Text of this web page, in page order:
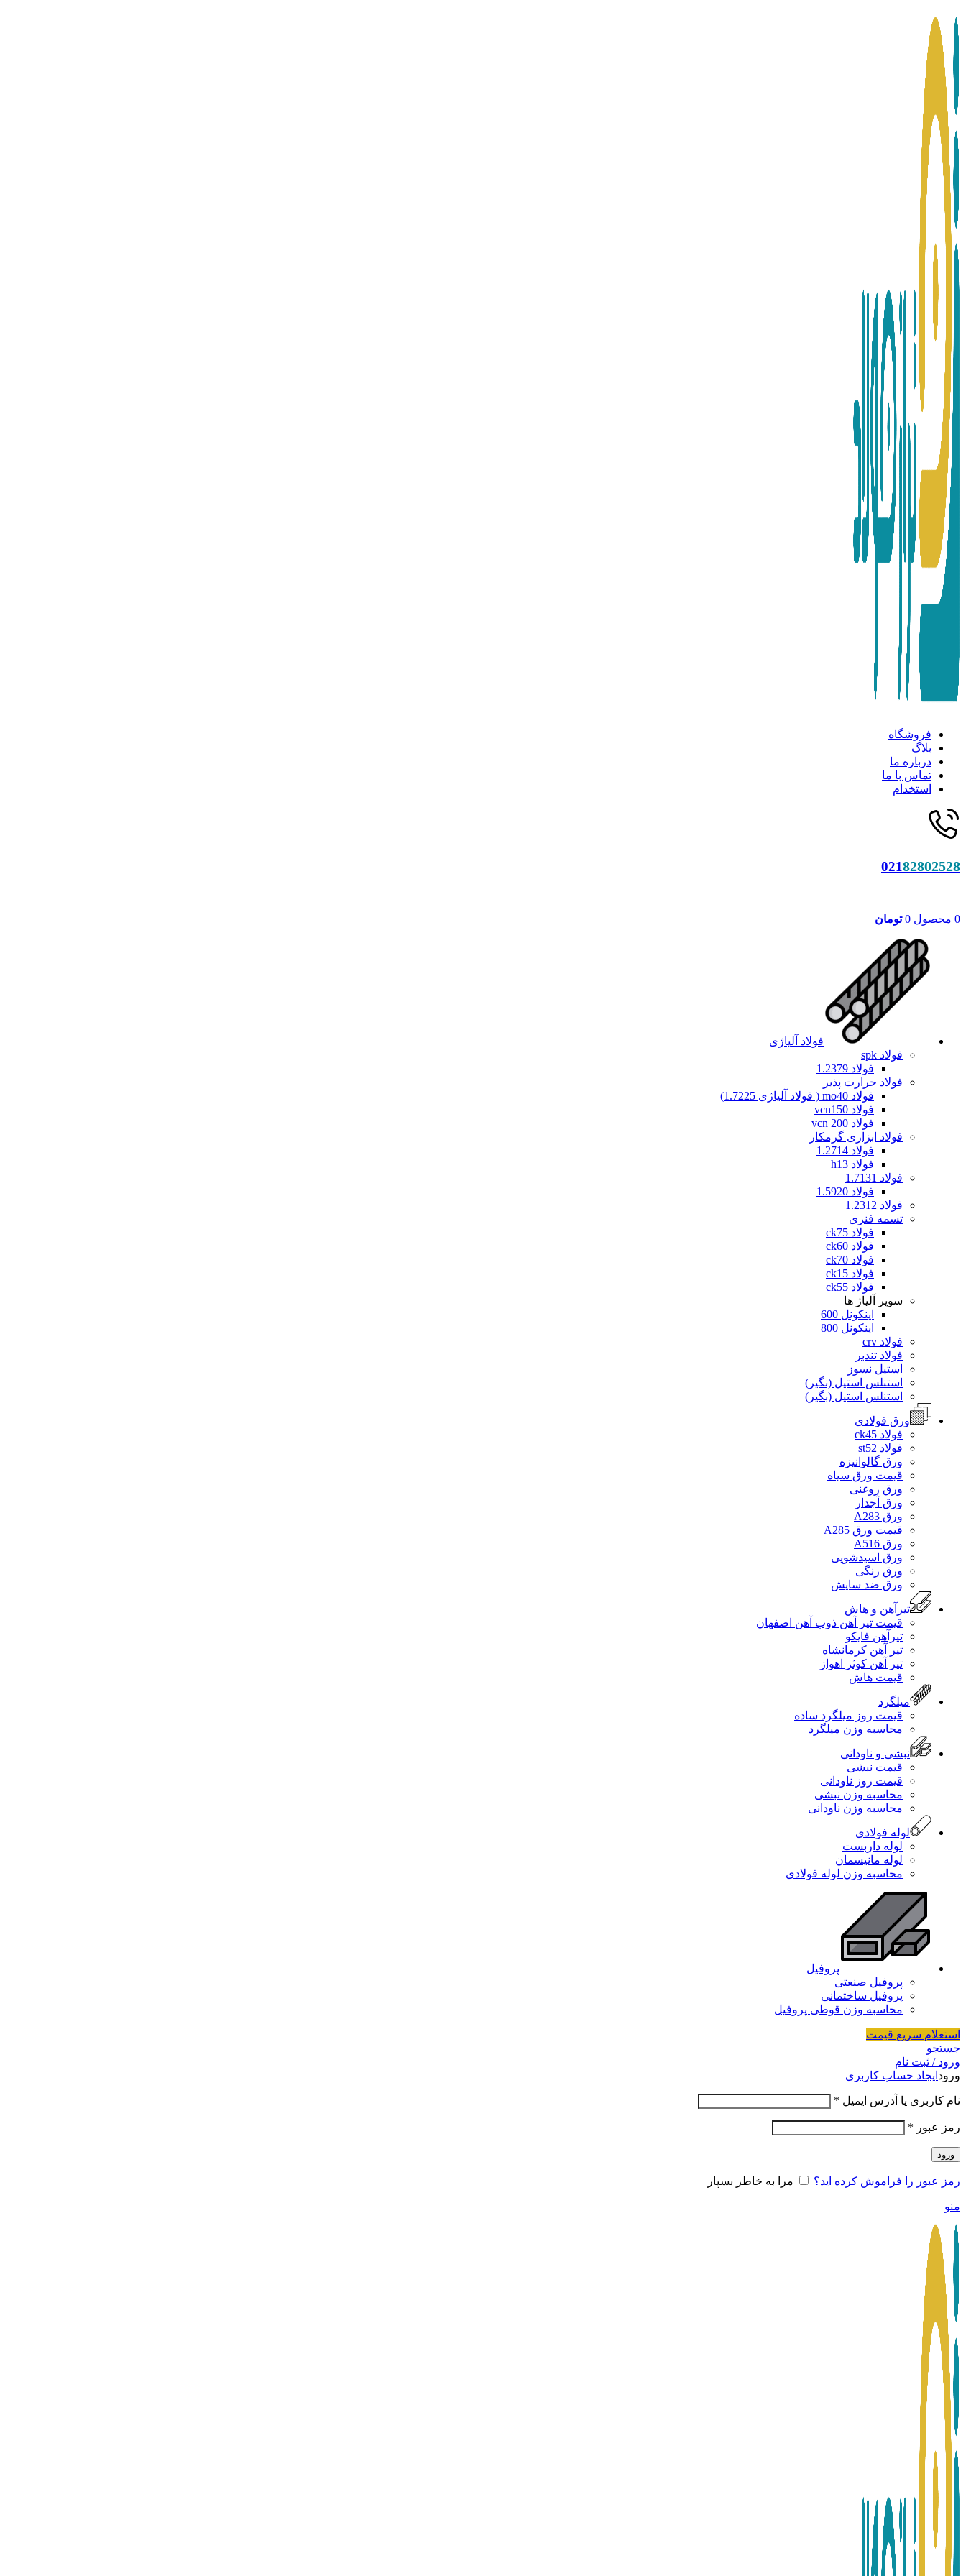
فروشگاه
بلاگ
درباره ما
تماس با ما
استخدام
02182802528
0 محصول 0 تومان
فولاد آلیاژی
فولاد spk
فولاد 1.2379
فولاد حرارت پذیر
فولاد mo40 ( فولاد آلیاژی 1.7225)
فولاد vcn150
فولاد vcn 200
فولاد ابزاری گرمکار
فولاد 1.2714
فولاد h13
فولاد 1.7131
فولاد 1.5920
فولاد 1.2312
تسمه فنری
فولاد ck75
فولاد ck60
فولاد ck70
فولاد ck15
فولاد ck55
سوپر آلیاژ ها
اینکونل 600
اینکونل 800
فولاد crv
فولاد تندبر
استیل نسوز
استنلس استیل (نگیر)
استنلس استیل (بگیر)
ورق فولادی
فولاد ck45
فولاد st52
ورق گالوانیزه
قیمت ورق سیاه
ورق روغنی
ورق آجدار
ورق A283
قیمت ورق A285
ورق A516
ورق اسیدشویی
ورق رنگی
ورق ضد سایش
تیرآهن و هاش
قیمت تیر آهن ذوب آهن اصفهان
تیرآهن فایکو
تیر آهن کرمانشاه
تیر آهن کوثر اهواز
قیمت هاش
میلگرد
قیمت روز میلگرد ساده
محاسبه وزن میلگرد
نبشی و ناودانی
قیمت نبشی
قیمت روز ناودانی
محاسبه وزن نبشی
محاسبه وزن ناودانی
لوله فولادی
لوله داربست
لوله مانیسمان
محاسبه وزن لوله فولادی
پروفیل
پروفیل صنعتی
پروفیل ساختمانی
محاسبه وزن قوطی پروفیل
استعلام سریع قیمت
جستجو
ورود / ثبت نام
ورود ایجاد حساب کاربری
نام کاربری یا آدرس ایمیل *
رمز عبور *
ورود
رمز عبور را فراموش کرده اید؟ مرا به خاطر بسپار
منو